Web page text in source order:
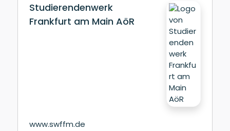
Studierendenwerk
Frankfurt am Main AöR
www.swffm.de